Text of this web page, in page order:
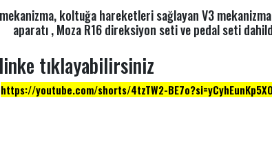
koltuğa hareketleri sağlayan V3
aparatı , Moza R16 direksiyon seti ve pedal seti
tıklayabilirsiniz
https://youtube.com/shorts/4tzTW2-